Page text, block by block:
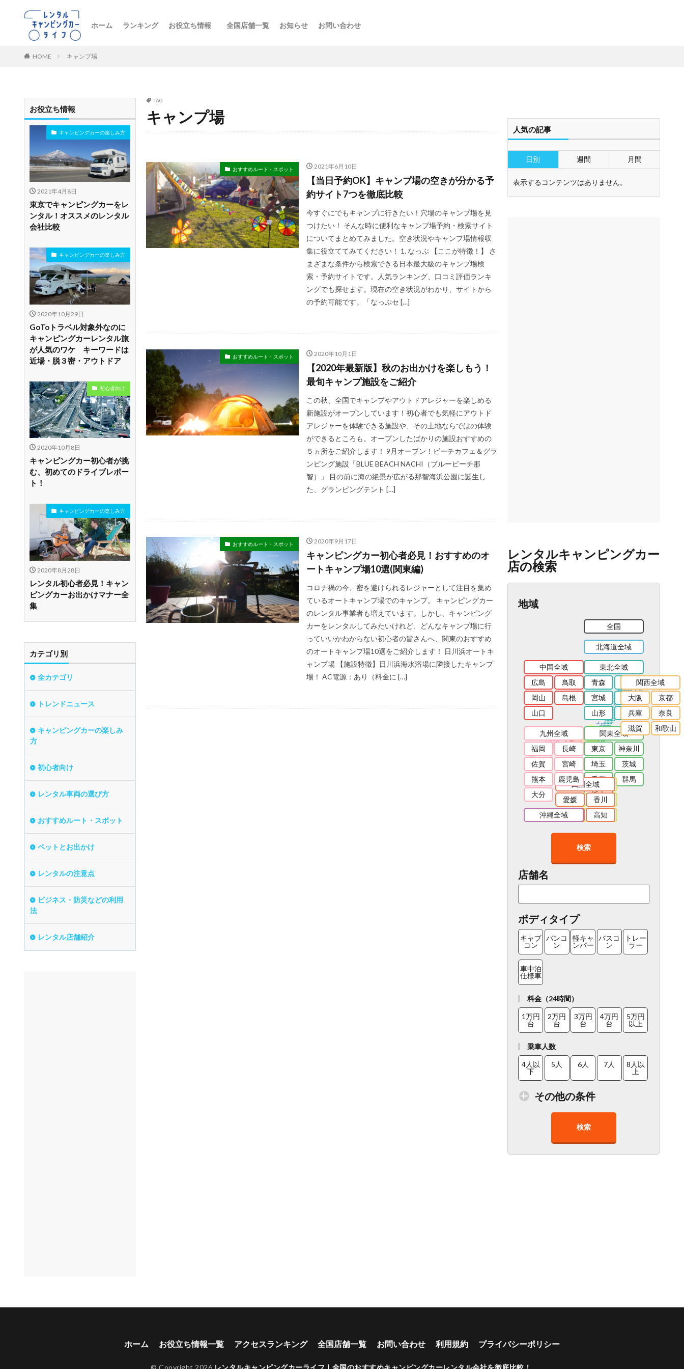
ホーム ランキング お役立ち情報 全国店舗一覧 お知らせ お問い合わせ
HOME キャンプ場
TAG
キャンプ場
おすすめルート・スポット 2021年6月10日
【当日予約OK】キャンプ場の空きが分かる予
約サイト7つを徹底比較
今すぐにでもキャンプに行きたい！穴場のキャンプ場を見
つけたい！ そんな時に便利なキャンプ場予約・検索サイト
についてまとめてみました。空き状況やキャンプ場情報収
集に役立ててみてください！ 1. なっぷ 【ここが特徴！】 さ
まざまな条件から検索できる日本最大級のキャンプ場検
索・予約サイトです。人気ランキング、口コミ評価ランキ
ングでも探せます。現在の空き状況がわかり、サイトから
の予約可能です。「なっぷセ […]
おすすめルート・スポット 2020年10月1日
【2020年最新版】秋のお出かけを楽しもう！
最旬キャンプ施設をご紹介
この秋、全国でキャンプやアウトドアレジャーを楽しめる
新施設がオープンしています！初心者でも気軽にアウトド
アレジャーを体験できる施設や、その土地ならではの体験
ができるところも。オープンしたばかりの施設おすすめの
５ヵ所をご紹介します！ 9月オープン！ビーチカフェ＆グラ
ンピング施設「BLUE BEACH NACHI（ブルービーチ那
智）」 目の前に海の絶景が広がる那智海浜公園に誕生し
た、グランピングテント […]
おすすめルート・スポット 2020年9月17日
キャンピングカー初心者必見！おすすめのオ
ートキャンプ場10選(関東編)
コロナ禍の今、密を避けられるレジャーとして注目を集め
ているオートキャンプ場でのキャンプ。 キャンピングカー
のレンタル事業者も増えています。しかし、キャンピング
カーをレンタルしてみたいけれど、どんなキャンプ場に行
っていいかわからない初心者の皆さんへ、関東のおすすめ
のオートキャンプ場10選をご紹介します！ 日川浜オートキ
ャンプ場 【施設特徴】日川浜海水浴場に隣接したキャンプ
場！ AC電源：あり（料金に […]
お役立ち情報
キャンピングカーの楽しみ方
2021年4月8日
東京でキャンピングカーをレ
ンタル！オススメのレンタル
会社比較
キャンピングカーの楽しみ方
2020年10月29日
GoToトラベル対象外なのに
キャンピングカーレンタル旅
が人気のワケ キーワードは
近場・脱３密・アウトドア
初心者向け
2020年10月8日
キャンピングカー初心者が挑
む、初めてのドライブレポー
ト！
キャンピングカーの楽しみ方
2020年8月28日
レンタル初心者必見！キャン
ピングカーお出かけマナー全
集
カテゴリ別
全カテゴリ
トレンドニュース
キャンピングカーの楽しみ
方
初心者向け
レンタル車両の選び方
おすすめルート・スポット
ペットとお出かけ
レンタルの注意点
ビジネス・防災などの利用
法
レンタル店舗紹介
人気の記事
日別 週間 月間
表示するコンテンツはありません。
レンタルキャンピングカー
店の検索
地域
全国
北海道全域
東北全域
青森
宮城
秋田
山形
福島
関東全域
東京
神奈川
埼玉
茨城
千葉
群馬
栃木
東海全域
愛知
静岡
岐阜
三重
関西全域
大阪
京都
兵庫
奈良
滋賀
和歌山
中国全域
広島
鳥取
岡山
島根
山口
四国全域
愛媛
香川
徳島
高知
九州全域
福岡
長崎
佐賀
宮崎
熊本
鹿児島
大分
沖縄全域
検索
店舗名
ボディタイプ
キャブ
コン
バンコ
ン
軽キャ
ンパー
バスコ
ン
トレー
ラー
車中泊
仕様車
料金（24時間）
1万円
台
2万円
台
3万円
台
4万円
台
5万円
以上
乗車人数
4人以
下
5人 6人 7人
8人以
上
その他の条件
０台以
走行距
離少
上乗車
ー預か 支払い
ス利用
検索
ホーム お役立ち情報一覧 アクセスランキング 全国店舗一覧 お問い合わせ 利用規約 プライバシーポリシー
© Copyright 2026 レンタルキャンピングカーライフ｜全国のおすすめキャンピングカーレンタル会社を徹底比較！